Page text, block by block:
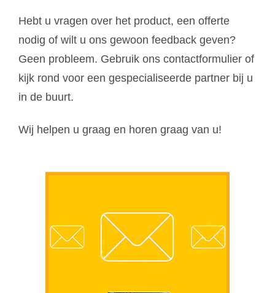
Hebt u vragen over het product, een offerte
nodig of wilt u ons gewoon feedback geven?
Geen probleem. Gebruik ons contactformulier of
kijk rond voor een gespecialiseerde partner bij u
in de buurt.
Wij helpen u graag en horen graag van u!